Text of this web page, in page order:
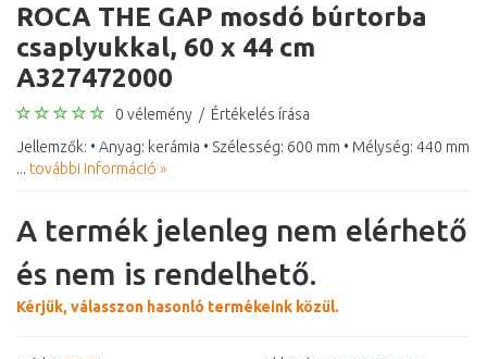
ROCA THE GAP mosdó búrtorba
csaplyukkal, 60 x 44 cm
A327472000
0 vélemény / Értékelés írása
Jellemzők: • Anyag: kerámia • Szélesség: 600 mm • Mélység: 440 mm
... további információ »
A termék jelenleg nem elérhető
és nem is rendelhető.
Kérjük, válasszon hasonló termékeink közül.